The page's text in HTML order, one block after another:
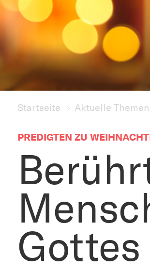
Startseite Aktuelle Themen
PREDIGTEN ZU
Gottes